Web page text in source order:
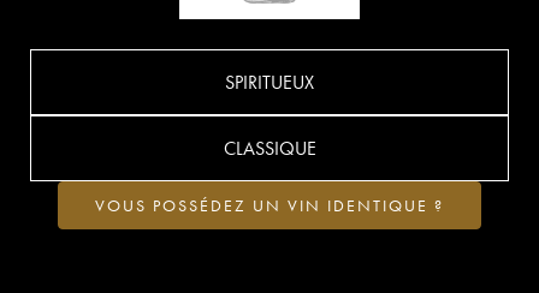
SPIRITUEUX
CLASSIQUE
VOUS POSSÉDEZ UN VIN IDENTIQUE ?